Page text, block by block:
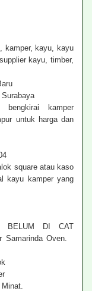
kamper, kayu, kayu
kayu, timber,
Surabaya
bengkirai kamper
untuk harga dan
square atau kaso
kayu kamper yang
BELUM DI CAT
Samarinda Oven.